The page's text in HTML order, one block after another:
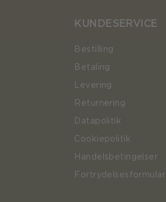
KUNDESERVICE
Bestilling
Betaling
Levering
Returnering
Datapolitik
Cookiepolitik
Handelsbetingelser
Fortrydelsesformular